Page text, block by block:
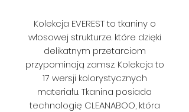
Kolekcja EVEREST to tkaniny o
włosowej strukturze. które dzięki
delikatnym przetarciom
przypominają zamsz. Kolekcja to
17 wersji kolorystycznych
materiału. Tkanina posiada
technologię CLEANABOO, która